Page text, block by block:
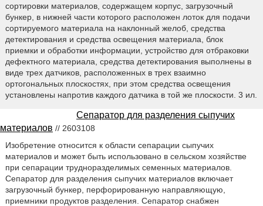
сортировки материалов, содержащем корпус, загрузочный
бункер, в нижней части которого расположен лоток для подачи
сортируемого материала на наклонный желоб, средства
детектирования и средства освещения материала, блок
приемки и обработки информации, устройство для отбраковки
дефектного материала, средства детектирования выполнены в
виде трех датчиков, расположенных в трех взаимно
ортогональных плоскостях, при этом средства освещения
установлены напротив каждого датчика в той же плоскости. 3 ил.
Сепаратор для разделения сыпучих
материалов // 2603108
Изобретение относится к области сепарации сыпучих
материалов и может быть использовано в сельском хозяйстве
при сепарации трудноразделимых семенных материалов.
Сепаратор для разделения сыпучих материалов включает
загрузочный бункер, перфорированную направляющую,
приемники продуктов разделения. Сепаратор снабжен